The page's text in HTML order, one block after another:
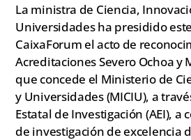
La ministra de Ciencia,
Universidades ha presidido
CaixaForum el acto de
Acreditaciones Severo Ochoa y
que concede el Ministerio de
y Universidades (MICIU), a
Estatal de Investigación (AEI), a
de investigación de excelencia